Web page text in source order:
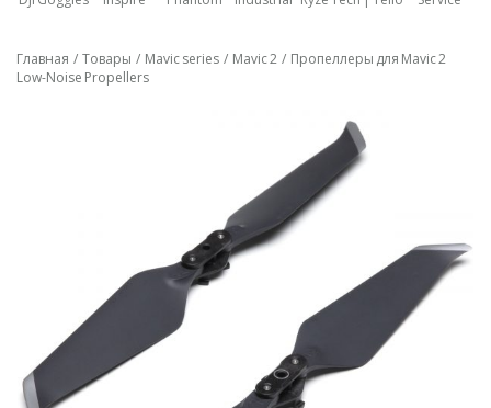
Главная / Товары / Mavic series / Mavic 2 / Пропеллеры для Mavic 2
Low-Noise Propellers